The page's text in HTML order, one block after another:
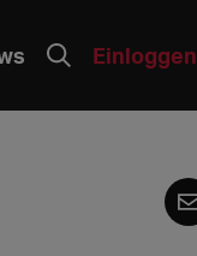
Einloggen